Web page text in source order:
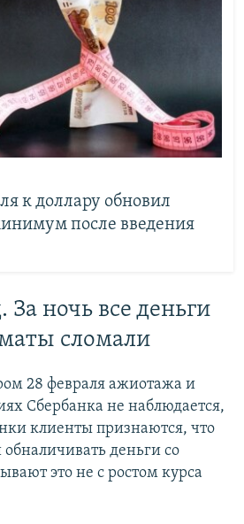
к доллару обновил
после введения
ночь все деньги
сломали
28 февраля ажиотажа и
Сбербанка не наблюдается,
клиенты признаются, что
деньги со
это не с ростом курса